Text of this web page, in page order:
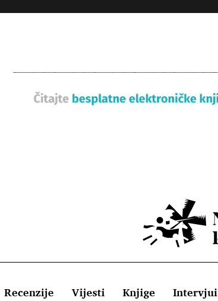
Recenzije Vijesti Knjige Intervjui